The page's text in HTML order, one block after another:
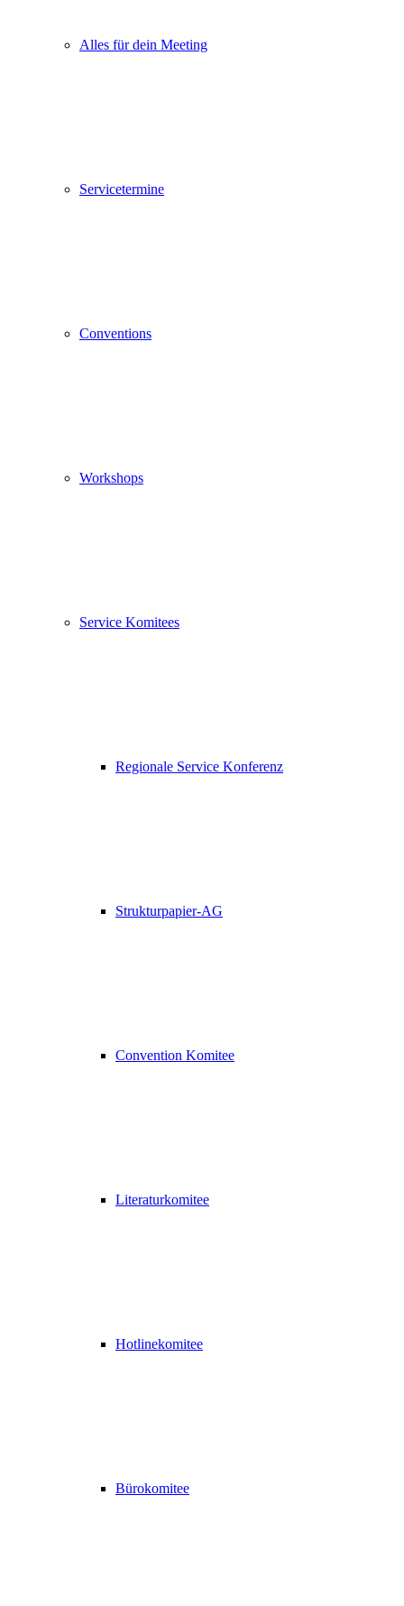
Alles für dein Meeting
Servicetermine
Conventions
Workshops
Service Komitees
Regionale Service Konferenz
Strukturpapier-AG
Convention Komitee
Literaturkomitee
Hotlinekomitee
Bürokomitee